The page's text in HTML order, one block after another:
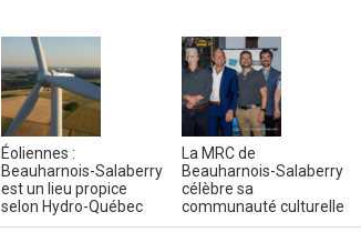
Éoliennes :
Beauharnois-Salaberry
est un lieu propice
selon Hydro-Québec
La MRC de
Beauharnois-Salaberry
célèbre sa
communauté culturelle